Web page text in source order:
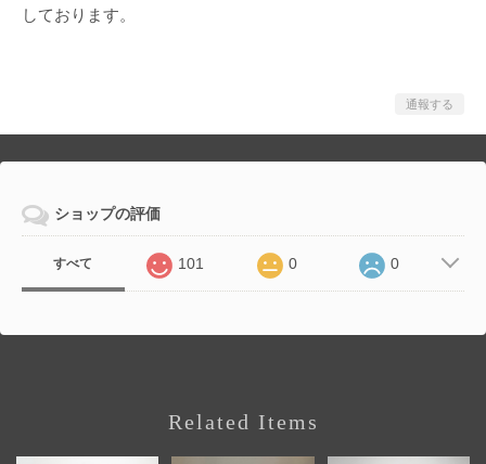
しております。
通報する
ショップの評価
すべて 101 0 0
Related Items